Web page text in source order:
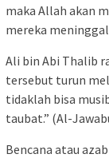
maka Allah akan
mereka
Ali bin Abi Thalib
tersebut turun
tidaklah bisa
taubat.” (Al-
Bencana atau